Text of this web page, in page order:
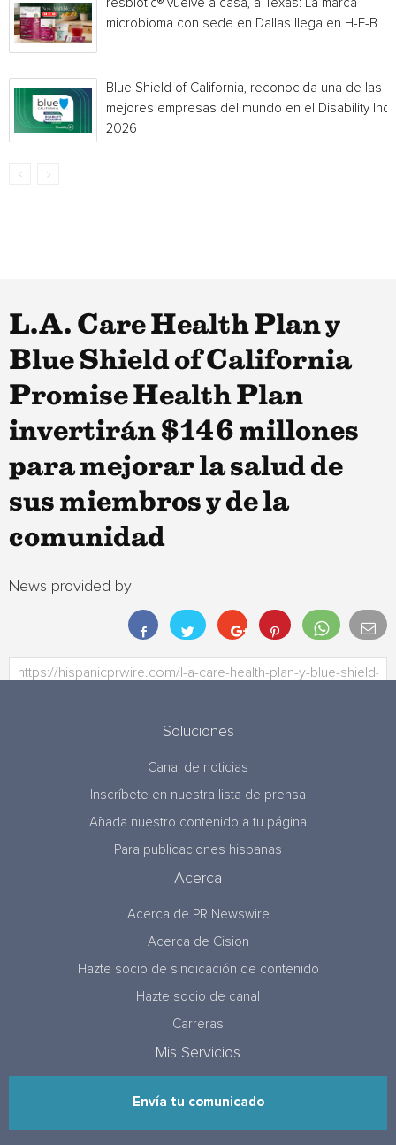
resbiotic® vuelve a casa, a Texas: La marca
microbioma con sede en Dallas llega en H-E-B
Blue Shield of California, reconocida una de las
mejores empresas del mundo en el Disability
2026
L.A. Care Health Plan y
Blue Shield of California
Promise Health Plan
invertirán $146 millones
para mejorar la salud de
sus miembros y de la
comunidad
News provided by:
Soluciones
Canal de noticias
Inscríbete en nuestra lista de prensa
¡Añada nuestro contenido a tu página!
Para publicaciones hispanas
Acerca
Acerca de PR Newswire
Acerca de Cision
Hazte socio de sindicación de contenido
Hazte socio de canal
Carreras
Mis Servicios
Envía tu comunicado